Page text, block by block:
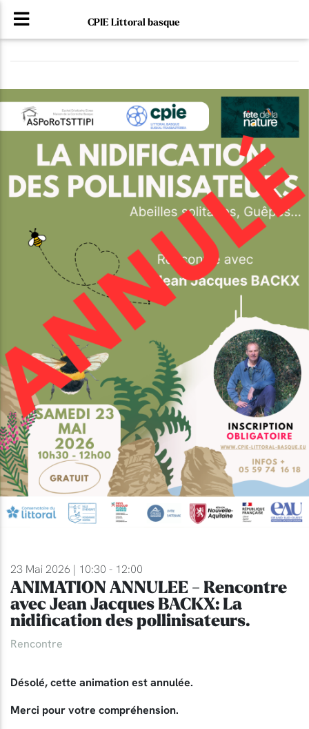
CPIE Littoral basque
23 Mai 2026 | 10:30 - 12:00
ANIMATION ANNULEE - Rencontre
avec Jean Jacques BACKX: La
nidification des pollinisateurs.
Rencontre
Désolé, cette animation est annulée.
Merci pour votre compréhension.